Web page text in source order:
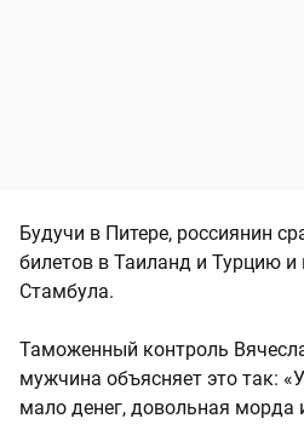
Будучи в Питере, россиянин
билетов в Таиланд и Турцию
Стамбула.
Таможенный контроль
мужчина объясняет это так:
мало денег, довольная морда